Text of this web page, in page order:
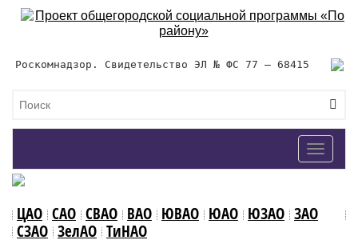
Роскомнадзор. Свидетельство ЭЛ № ФС 77 – 68415
Toggle
ЦАО САО СВАО ВАО ЮВАО ЮАО ЮЗАО ЗАО
СЗАО ЗелАО ТиНАО